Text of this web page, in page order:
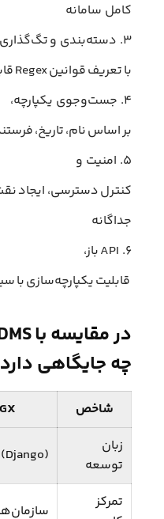
کامل سامانه
۳. دسته‌بندی و
با تعریف قوانین Regex قابل گسترش است
۴. جست‌وجوی یکپارچه،
بر اساس نام، تاریخ،
۵. امنیت و
کنترل دسترسی، ایجاد
جداگانه
۶. API باز،
قابلیت یکپارچه‌سازی
چه جایگاهی
شاخص
زبان
توسعه
تمرکز